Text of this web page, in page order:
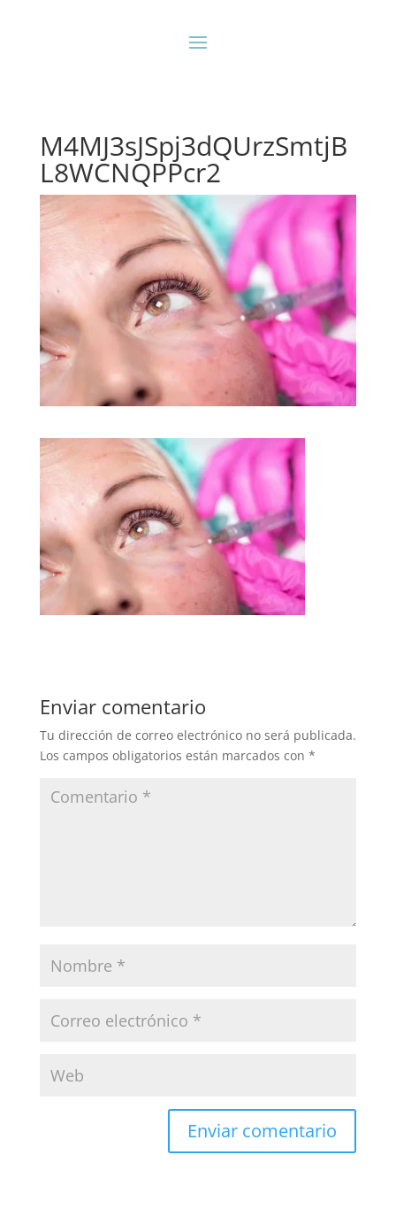
M4MJ3sJSpj3dQUrzSmtjB
L8WCNQPPcr2
Enviar comentario
Tu dirección de correo electrónico no será publicada.
Los campos obligatorios están marcados con *